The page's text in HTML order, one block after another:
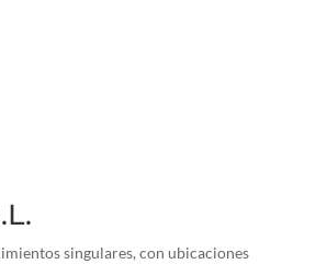
singulares, con ubicaciones